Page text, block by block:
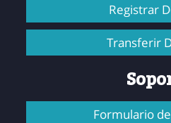
Registrar
Transferir
Formulario